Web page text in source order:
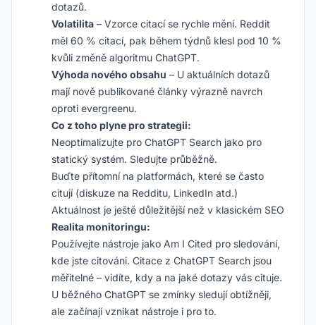
dotazů.
Volatilita – Vzorce citací se rychle mění. Reddit
měl 60 % citací, pak během týdnů klesl pod 10 %
kvůli změně algoritmu ChatGPT.
Výhoda nového obsahu – U aktuálních dotazů
mají nově publikované články výrazně navrch
oproti evergreenu.
Co z toho plyne pro strategii:
Neoptimalizujte pro ChatGPT Search jako pro
statický systém. Sledujte průběžně.
Buďte přítomní na platformách, které se často
citují (diskuze na Redditu, LinkedIn atd.)
Aktuálnost je ještě důležitější než v klasickém SEO
Realita monitoringu:
Používejte nástroje jako Am I Cited pro sledování,
kde jste citováni. Citace z ChatGPT Search jsou
měřitelné – vidíte, kdy a na jaké dotazy vás cituje.
U běžného ChatGPT se zmínky sledují obtížněji,
ale začínají vznikat nástroje i pro to.